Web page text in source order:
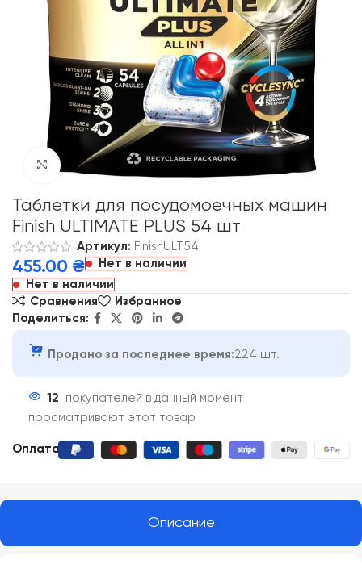
Click to enlarge
Таблетки для посудомоечных машин
Finish ULTIMATE PLUS 54 шт
Артикул: FinishULT54
455.00 ₴
Нет в наличии
Нет в наличии
Сравнения
Избранное
Поделиться:
Продано за последнее время:224 шт.
12
покупателей в данный момент
просматривают этот товар
Оплата:
Описание